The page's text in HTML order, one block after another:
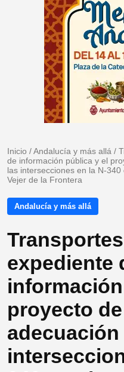
Inicio /Andalucía y más allá /
de información pública y el
las intersecciones en la N-
Vejer de la Frontera
Andalucía y más allá
expediente
proyecto
adecuación